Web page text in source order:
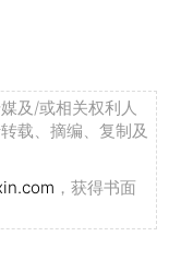
及/或相关权利人
载、摘编、复制及
，获得书面